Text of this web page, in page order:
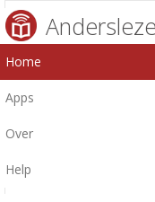
Home
Apps
Over
Help